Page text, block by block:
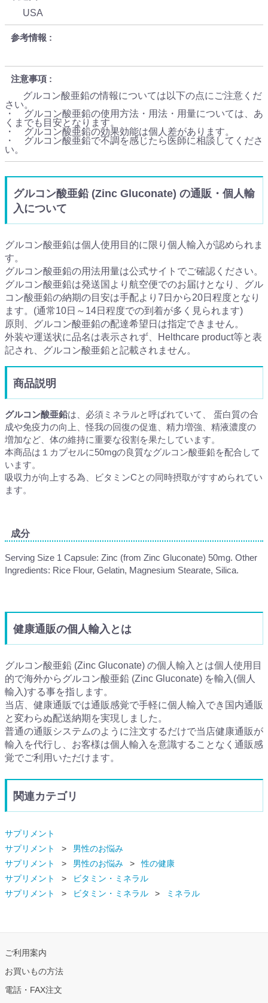
USA
参考情報
注意事項
グルコン酸亜鉛の情報については以下の点にご注意くだ
さい。
・ グルコン酸亜鉛の使用方法・用法・用量については、あ
くまでも目安となります。
・ グルコン酸亜鉛の効果効能は個人差があります。
・ グルコン酸亜鉛で不調を感じたら医師に相談してくださ
い。
グルコン酸亜鉛 (Zinc Gluconate) の通販・個人輸
入について
グルコン酸亜鉛は個人使用目的に限り個人輸入が認められま
す。
グルコン酸亜鉛の用法用量は公式サイトでご確認ください。
グルコン酸亜鉛は発送国より航空便でのお届けとなり、グル
コン酸亜鉛の納期の目安は手配より7日から20日程度となり
ます。(通常10日～14日程度での到着が多く見られます)
原則、グルコン酸亜鉛の配達希望日は指定できません。
外装や運送状に品名は表示されず、Helthcare product等と表
記され、グルコン酸亜鉛と記載されません。
商品説明
グルコン酸亜鉛は、必須ミネラルと呼ばれていて、 蛋白質の合
成や免疫力の向上、怪我の回復の促進、精力増強、精液濃度の
増加など、体の維持に重要な役割を果たしています。
本商品は１カプセルに50mgの良質なグルコン酸亜鉛を配合して
います。
吸収力が向上する為、ビタミンCとの同時摂取がすすめられてい
ます。
成分
Serving Size 1 Capsule: Zinc (from Zinc Gluconate) 50mg. Other
Ingredients: Rice Flour, Gelatin, Magnesium Stearate, Silica.
健康通販の個人輸入とは
グルコン酸亜鉛 (Zinc Gluconate) の個人輸入とは個人使用目
的で海外からグルコン酸亜鉛 (Zinc Gluconate) を輸入(個人
輸入)する事を指します。
当店、健康通販では通販感覚で手軽に個人輸入でき国内通販
と変わらぬ配送納期を実現しました。
普通の通販システムのように注文するだけで当店健康通販が
輸入を代行し、お客様は個人輸入を意識することなく通販感
覚でご利用いただけます。
関連カテゴリ
サプリメント
サプリメント
男性のお悩み
サプリメント
男性のお悩み
性の健康
サプリメント
ビタミン・ミネラル
サプリメント
ビタミン・ミネラル ミネラル
ご利用案内
お買いもの方法
電話・FAX注文